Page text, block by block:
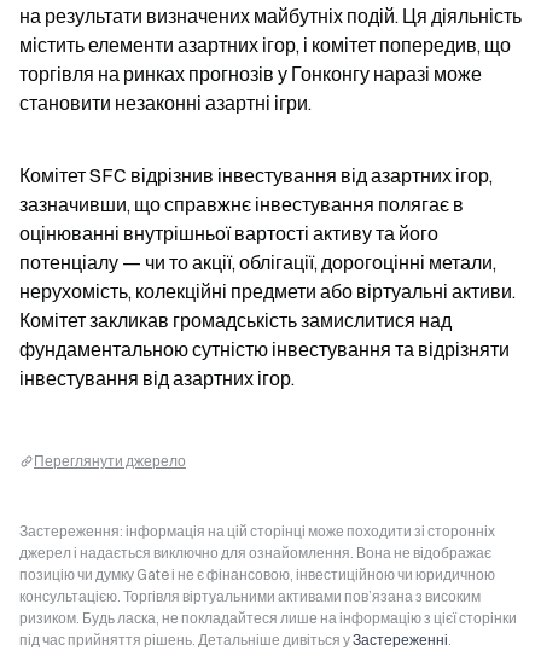
на результати визначених майбутніх подій. Ця діяльність
містить елементи азартних ігор, і комітет попередив, що
торгівля на ринках прогнозів у Гонконгу наразі може
становити незаконні азартні ігри.
Комітет SFC відрізнив інвестування від азартних ігор,
зазначивши, що справжнє інвестування полягає в
оцінюванні внутрішньої вартості активу та його
потенціалу — чи то акції, облігації, дорогоцінні метали,
нерухомість, колекційні предмети або віртуальні активи.
Комітет закликав громадськість замислитися над
фундаментальною сутністю інвестування та відрізняти
інвестування від азартних ігор.
Переглянути джерело
Застереження: інформація на цій сторінці може походити зі сторонніх
джерел і надається виключно для ознайомлення. Вона не відображає
позицію чи думку Gate і не є фінансовою, інвестиційною чи юридичною
консультацією. Торгівля віртуальними активами пов’язана з високим
ризиком. Будь ласка, не покладайтеся лише на інформацію з цієї сторінки
під час прийняття рішень. Детальніше дивіться уЗастереженні.